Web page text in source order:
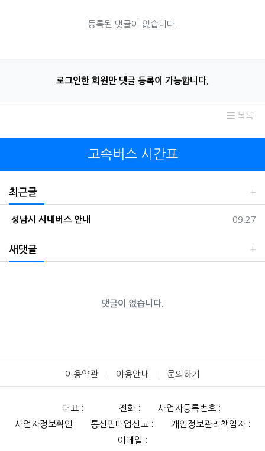
등록된 댓글이 없습니다.
로그인한 회원만 댓글 등록이 가능합니다.
목록
고속버스 시간표
최근글
등록일
09.27
성남시 시내버스 안내
새댓글
댓글이 없습니다.
이용약관 이용안내 문의하기
대표 : 전화 :
사업자등록번호 :
사업자정보확인
통신판매업신고 :
개인정보관리책임자 :
이메일 :